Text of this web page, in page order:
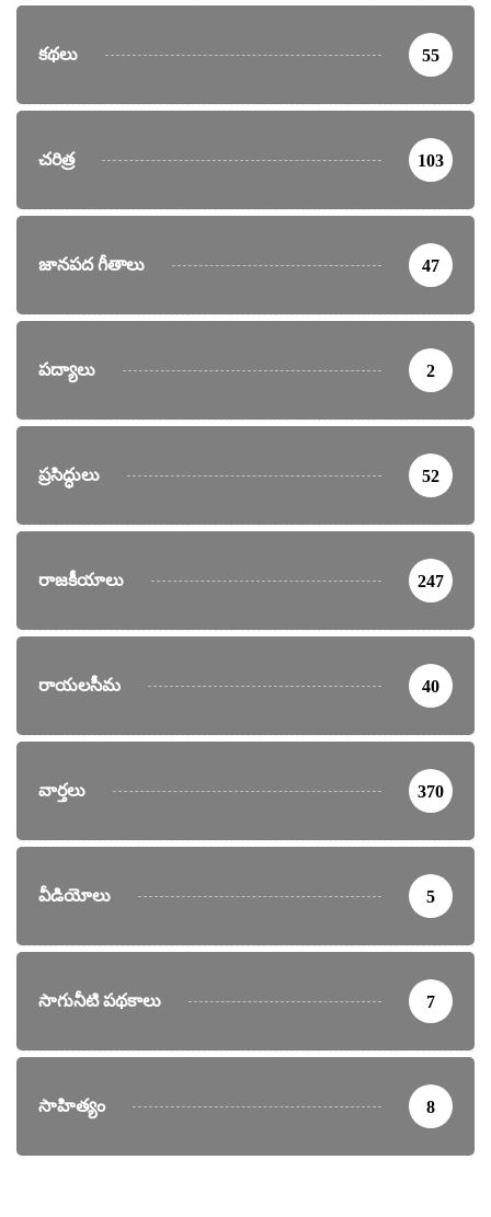
కథలు 55
చరిత్ర 103
జానపద గీతాలు 47
పద్యాలు 2
ప్రసిద్ధులు 52
రాజకీయాలు 247
రాయలసీమ 40
వార్తలు 370
వీడియోలు 5
సాగునీటి పథకాలు 7
సాహిత్యం 8